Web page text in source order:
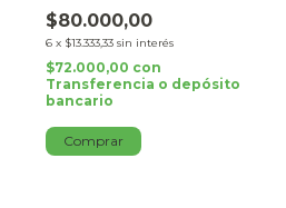
$80.000,00
6 x $13.333,33 sin interés
$72.000,00 con
Transferencia o depósito
bancario
Comprar